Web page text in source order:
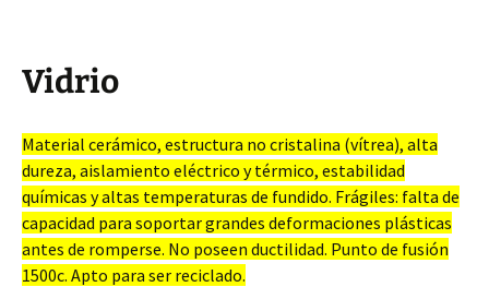
Vidrio
Material cerámico, estructura no cristalina (vítrea), alta
dureza, aislamiento eléctrico y térmico, estabilidad
químicas y altas temperaturas de fundido. Frágiles: falta de
capacidad para soportar grandes deformaciones plásticas
antes de romperse. No poseen ductilidad. Punto de fusión
1500c. Apto para ser reciclado.